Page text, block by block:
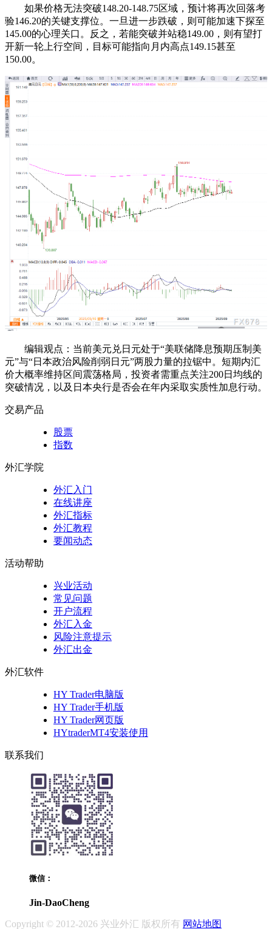
如果价格无法突破148.20-148.75区域，预计将再次回落考
验146.20的关键支撑位。一旦进一步跌破，则可能加速下探至
145.00的心理关口。反之，若能突破并站稳149.00，则有望打
开新一轮上行空间，目标可能指向月内高点149.15甚至
150.00。
编辑观点：当前美元兑日元处于“美联储降息预期压制美
元”与“日本政治风险削弱日元”两股力量的拉锯中。短期内汇
价大概率维持区间震荡格局，投资者需重点关注200日均线的
突破情况，以及日本央行是否会在年内采取实质性加息行动。
交易产品
股票
指数
外汇学院
外汇入门
在线讲座
外汇指标
外汇教程
要闻动态
活动帮助
兴业活动
常见问题
开户流程
外汇入金
风险注意提示
外汇出金
外汇软件
HY Trader电脑版
HY Trader手机版
HY Trader网页版
HYtraderMT4安装使用
联系我们
微信：
Jin-DaoCheng
Copyright © 2012-2026 兴业外汇 版权所有 网站地图